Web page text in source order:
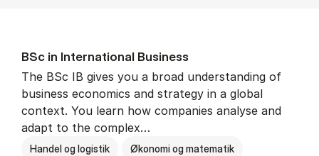
BSc in In­ter­na­tion­al Busi­ness
The BSc IB gives you a broad understanding of
business economics and strategy in a global
context. You learn how companies analyse and
adapt to the complex…
Handel og logistik Økonomi og matematik